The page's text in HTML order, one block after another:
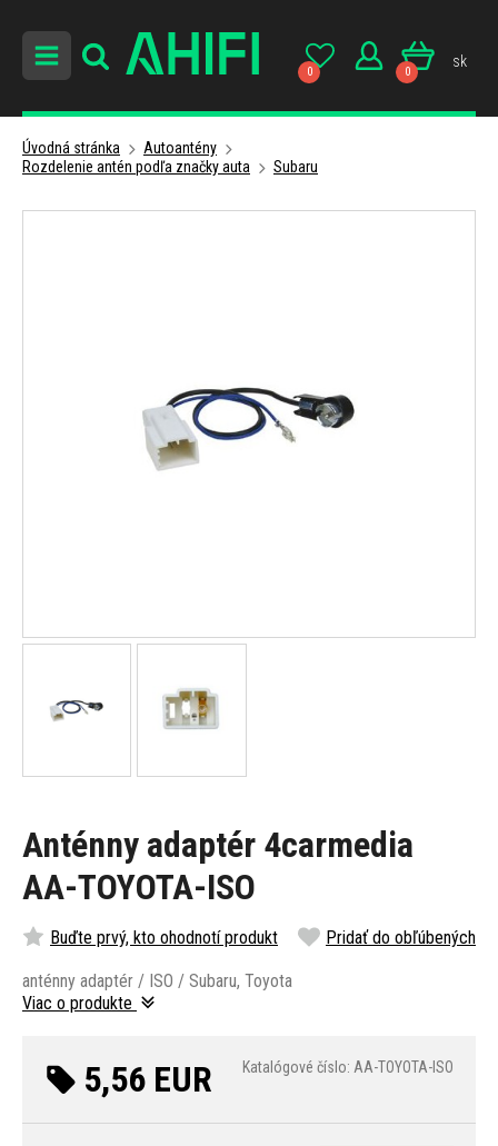
0 0
sk
Úvodná stránka
Autoantény
Rozdelenie antén podľa značky auta
Subaru
Anténny adaptér 4carmedia
AA-TOYOTA-ISO
Buďte prvý, kto ohodnotí produkt Pridať do obľúbených
anténny adaptér / ISO / Subaru, Toyota
Viac o produkte
5,56 EUR Katalógové číslo: AA-TOYOTA-ISO